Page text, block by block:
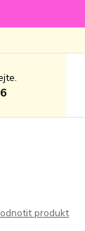
produkt